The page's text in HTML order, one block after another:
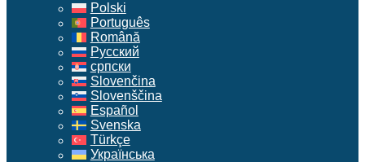
Polski
Português
Română
Русский
српски
Slovenčina
Slovenščina
Español
Svenska
Türkçe
Українська